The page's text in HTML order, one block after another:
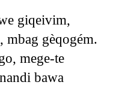
giqeivim,
mbag gèqogém.
mege-te
bawa